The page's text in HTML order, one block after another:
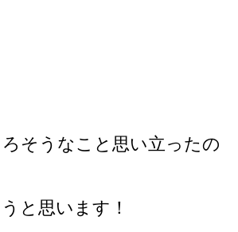
そうなこと思い立ったの
と思います！